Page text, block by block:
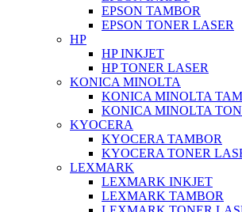
EPSON TAMBOR
EPSON TONER LASER
HP
HP INKJET
HP TONER LASER
KONICA MINOLTA
KONICA MINOLTA
KONICA MINOLTA
KYOCERA
KYOCERA TAMBOR
KYOCERA TONER
LEXMARK
LEXMARK INKJET
LEXMARK TAMBOR